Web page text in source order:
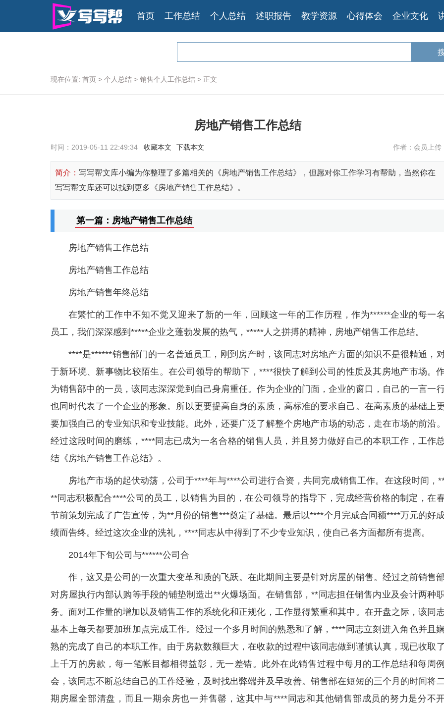
首页 工作总结 个人总结 述职报告 教学资源 心得体会 企业文化
现在位置: 首页 > 个人总结 > 销售个人工作总结 > 正文
房地产销售工作总结
时间：2019-05-11 22:49:34 收藏本文 下载本文 作者：会员上传
简介： 写写帮文库小编为你整理了多篇相关的《房地产销售工作总结》，但愿对你工作学习有帮助，当然你在
写写帮文库还可以找到更多《房地产销售工作总结》。
第一篇：房地产销售工作总结
房地产销售工作总结
房地产销售工作总结
房地产销售年终总结
在繁忙的工作中不知不觉又迎来了新的一年，回顾这一年的工作历程，作为******企业的每一名
员工，我们深深感到*****企业之蓬勃发展的热气，*****人之拼搏的精神，房地产销售工作总结。
****是******销售部门的一名普通员工，刚到房产时，该同志对房地产方面的知识不是很精通，
于新环境、新事物比较陌生。在公司领导的帮助下，****很快了解到公司的性质及其房地产市场。
为销售部中的一员，该同志深深觉到自己身肩重任。作为企业的门面，企业的窗口，自己的一言一
也同时代表了一个企业的形象。所以更要提高自身的素质，高标准的要求自己。在高素质的基础上
要加强自己的专业知识和专业技能。此外，还要广泛了解整个房地产市场的动态，走在市场的前沿。
经过这段时间的磨练，****同志已成为一名合格的销售人员，并且努力做好自己的本职工作，工作总
结《房地产销售工作总结》。
房地产市场的起伏动荡，公司于****年与****公司进行合资，共同完成销售工作。在这段时间，
**同志积极配合****公司的员工，以销售为目的，在公司领导的指导下，完成经营价格的制定，在
节前策划完成了广告宣传，为**月份的销售***奠定了基础。最后以****个月完成合同额****万元的好
绩而告终。经过这次企业的洗礼，****同志从中得到了不少专业知识，使自己各方面都所有提高。
2014年下旬公司与******公司合
作，这又是公司的一次重大变革和质的飞跃。在此期间主要是针对房屋的销售。经过之前销售部
对房屋执行内部认购等手段的铺垫制造出**火爆场面。在销售部，**同志担任销售内业及会计两种
务。面对工作量的增加以及销售工作的系统化和正规化，工作显得繁重和其中。在开盘之际，该同
基本上每天都要加班加点完成工作。经过一个多月时间的熟悉和了解，****同志立刻进入角色并且娴
熟的完成了自己的本职工作。由于房款数额巨大，在收款的过程中该同志做到谨慎认真，现已收取了
上千万的房款，每一笔帐目都相得益彰，无一差错。此外在此销售过程中每月的工作总结和每周例
会，该同志不断总结自己的工作经验，及时找出弊端并及早改善。销售部在短短的三个月的时间将
期房屋全部清盘，而且一期余房也一并售罄，这其中与****同志和其他销售部成员的努力是分不